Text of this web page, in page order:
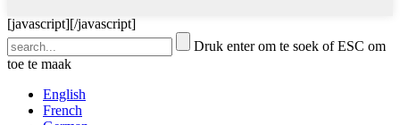
[javascript][/javascript]
Druk enter om te soek of ESC om
toe te maak
English
French